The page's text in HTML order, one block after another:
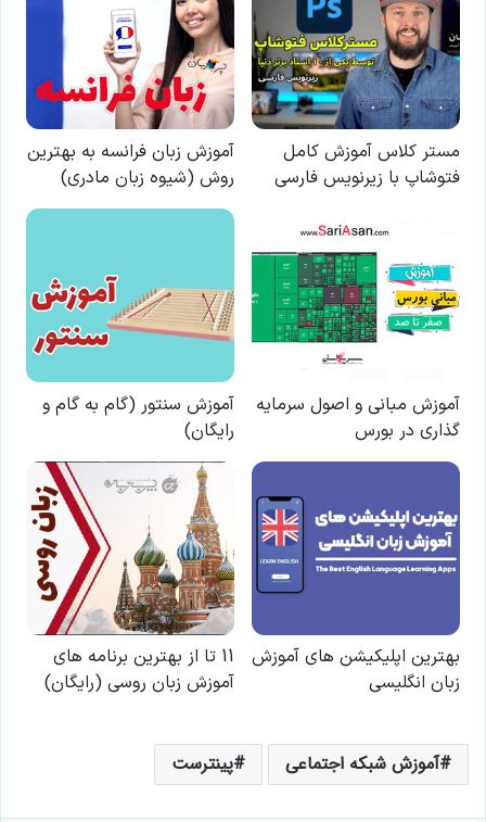
آموزش شبکه اجتماعی پینترست